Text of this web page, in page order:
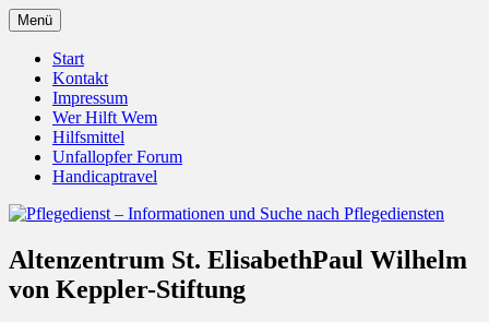
Zum
Inhalt
springen
Pflegedienst – Informationen
und Suche nach Pflegediensten
Unfallopfer – Hilfswerk
Menü
Start
Kontakt
Impressum
Wer Hilft Wem
Hilfsmittel
Unfallopfer Forum
Handicaptravel
Altenzentrum St. ElisabethPaul Wilhelm
von Keppler-Stiftung